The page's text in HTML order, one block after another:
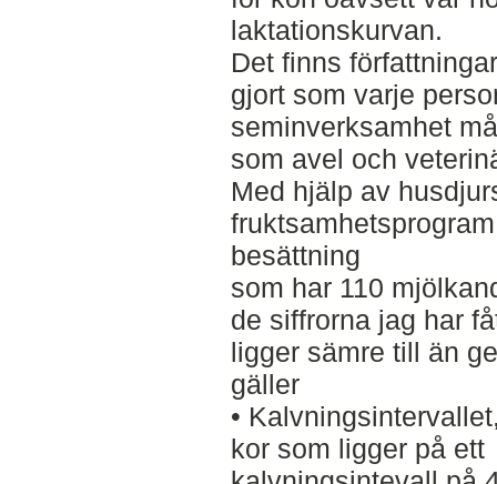
laktationskurvan.
Det finns
gjort som varje
seminverksamhet
som avel och
Med hjälp av
besättning
som har 110
de siffrorna jag har
ligger sämre till än
gäller
•
kor som ligger på ett